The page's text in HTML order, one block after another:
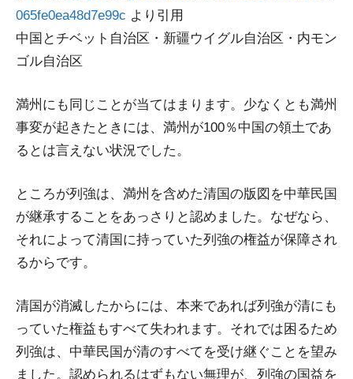
065fe0ea48d7e99c より引用
中国とチベット自治区・新疆ウイグル自治区・内モン
ゴル自治区
満州にも同じことが当てはまります。少なくとも満州
事変が起きたときには、満州が100％中国の領土であ
るとは言えない状況でした。
ところが列強は、満州を含めた清国の版図を中華民国
が継承することをあっさりと認めました。なぜなら、
それによって清国に持っていた列強の権益が保障され
るからです。
清国が消滅したからには、本来であれば列強が清にも
っていた権益もすべて失われます。それでは困るため
列強は、中華民国が清のすべてを受け継ぐことを望み
ました。認められるはずもない無理が、列強の国益を